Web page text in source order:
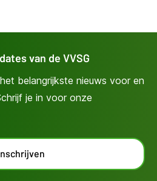
van de VVSG
belangrijkste nieuws voor en
je in voor onze